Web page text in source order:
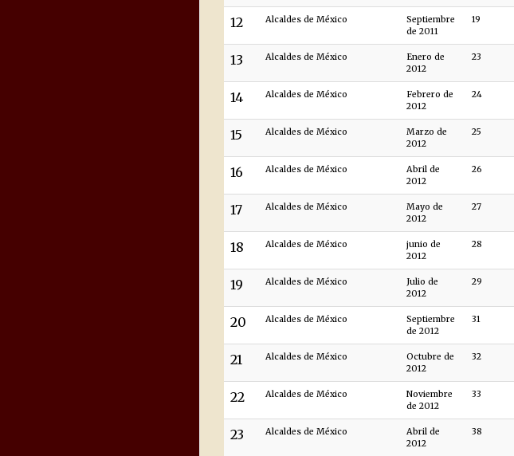
12 Alcaldes de México
Septiembre
de 2011
19
13 Alcaldes de México
Enero de
2012
23
14 Alcaldes de México
Febrero de
2012
24
15 Alcaldes de México
Marzo de
2012
25
16 Alcaldes de México
Abril de
2012
26
17 Alcaldes de México
Mayo de
2012
27
18 Alcaldes de México
junio de
2012
28
19 Alcaldes de México
Julio de
2012
29
20 Alcaldes de México
Septiembre
de 2012
31
21 Alcaldes de México
Octubre de
2012
32
22 Alcaldes de México
Noviembre
de 2012
33
23 Alcaldes de México
Abril de
2012
38